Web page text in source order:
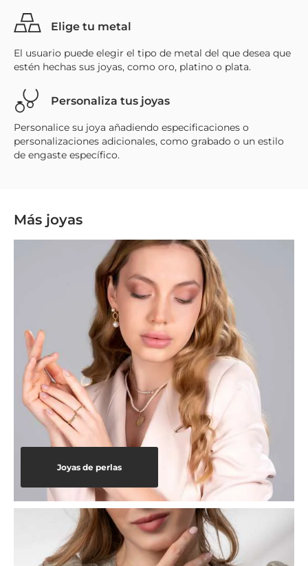
Elige tu metal
El usuario puede elegir el tipo de metal del que desea que
estén hechas sus joyas, como oro, platino o plata.
Personaliza tus joyas
Personalice su joya añadiendo especificaciones o
personalizaciones adicionales, como grabado o un estilo
de engaste específico.
Más joyas
Joyas de perlas